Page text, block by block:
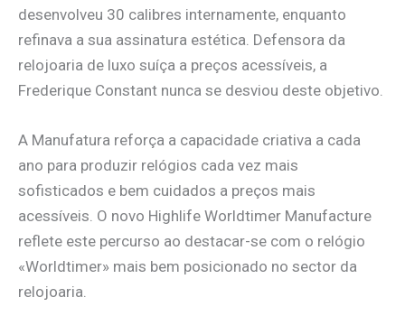
desenvolveu 30 calibres internamente, enquanto
refinava a sua assinatura estética. Defensora da
relojoaria de luxo suíça a preços acessíveis, a
Frederique Constant nunca se desviou deste objetivo.
A Manufatura reforça a capacidade criativa a cada
ano para produzir relógios cada vez mais
sofisticados e bem cuidados a preços mais
acessíveis. O novo Highlife Worldtimer Manufacture
reflete este percurso ao destacar-se com o relógio
«Worldtimer» mais bem posicionado no sector da
relojoaria.